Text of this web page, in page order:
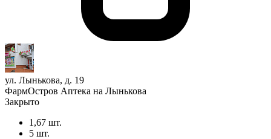
ул. Лынькова, д. 19
ФармОстров Аптека на Лынькова
Закрыто
1,67 шт.
5 шт.